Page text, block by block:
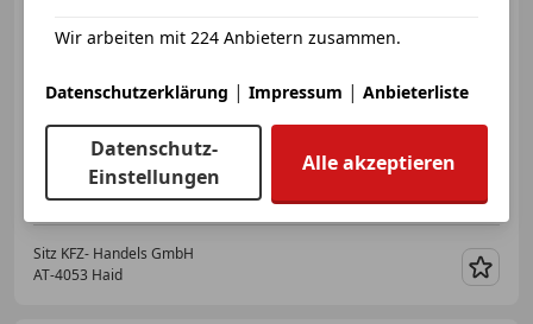
Neu 08/2025 18 400 km
Benzin
110 kW (150 PS)
Zustandsbericht auf www.kfzsitz.at - Sicher kaufen
Sitz KFZ- Handels GmbH
AT-4053 Haid
Wir arbeiten mit 224 Anbietern zusammen.
Datenschutzerklärung | Impressum | Anbieterliste
Datenschutz-
Einstellungen
Alle akzeptieren